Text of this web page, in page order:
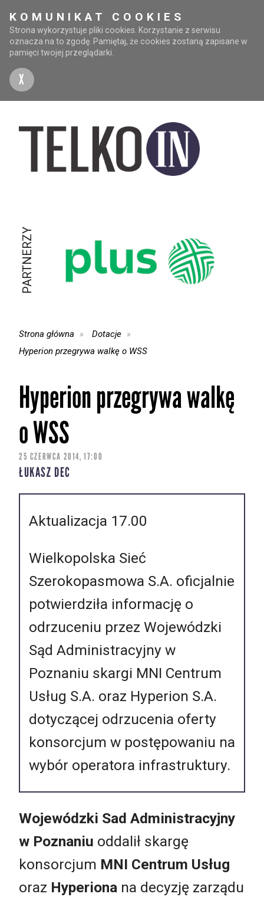
KOMUNIKAT COOKIES
Strona wykorzystuje pliki cookies. Korzystanie z serwisu
oznacza na to zgodę. Pamiętaj, że cookies zostaną zapisane w
pamięci twojej przeglądarki.
X
PARTNERZY
Strona główna
Dotacje
Hyperion przegrywa walkę o WSS
Hyperion przegrywa walkę
o WSS
25 CZERWCA 2014, 17:00
ŁUKASZ DEC
Aktualizacja 17.00
Wielkopolska Sieć
Szerokopasmowa S.A. oficjalnie
potwierdziła informację o
odrzuceniu przez Wojewódzki
Sąd Administracyjny w
Poznaniu skargi MNI Centrum
Usług S.A. oraz Hyperion S.A.
dotyczącej odrzucenia oferty
konsorcjum w postępowaniu na
wybór operatora infrastruktury.
Wojewódzki Sad Administracyjny
w Poznaniu oddalił skargę
konsorcjum MNI Centrum Usług
oraz Hyperiona na decyzję zarządu